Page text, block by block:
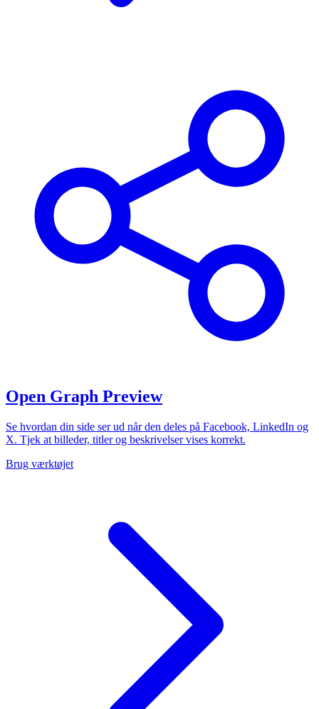
Open Graph Preview
Se hvordan din side ser ud når den deles på Facebook, LinkedIn og
X. Tjek at billeder, titler og beskrivelser vises korrekt.
Brug værktøjet